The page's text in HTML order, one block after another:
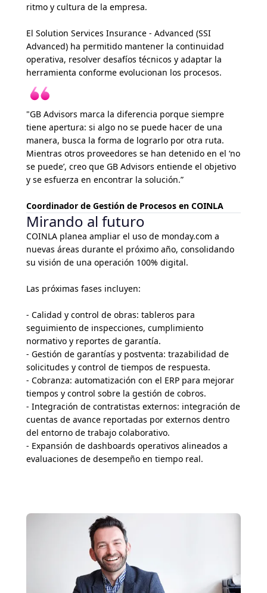
ritmo y cultura de la empresa.
El Solution Services Insurance - Advanced (SSI
Advanced) ha permitido mantener la continuidad
operativa, resolver desafíos técnicos y adaptar la
herramienta conforme evolucionan los procesos.
"GB Advisors marca la diferencia porque siempre
tiene apertura: si algo no se puede hacer de una
manera, busca la forma de lograrlo por otra ruta.
Mientras otros proveedores se han detenido en el ‘no
se puede’, creo que GB Advisors entiende el objetivo
y se esfuerza en encontrar la solución.”
Coordinador de Gestión de Procesos en COINLA
Mirando al futuro
COINLA planea ampliar el uso de monday.com a
nuevas áreas durante el próximo año, consolidando
su visión de una operación 100% digital.
Las próximas fases incluyen:
- Calidad y control de obras: tableros para
seguimiento de inspecciones, cumplimiento
normativo y reportes de garantía.
- Gestión de garantías y postventa: trazabilidad de
solicitudes y control de tiempos de respuesta.
- Cobranza: automatización con el ERP para mejorar
tiempos y control sobre la gestión de cobros.
- Integración de contratistas externos: integración de
cuentas de avance reportadas por externos dentro
del entorno de trabajo colaborativo.
- Expansión de dashboards operativos alineados a
evaluaciones de desempeño en tiempo real.